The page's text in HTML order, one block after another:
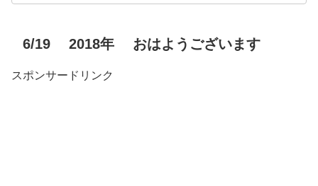
6/19 2018年 おはようございます
スポンサードリンク